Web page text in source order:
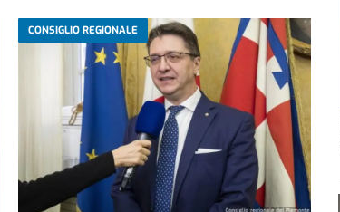
CONSIGLIO REGIONALE